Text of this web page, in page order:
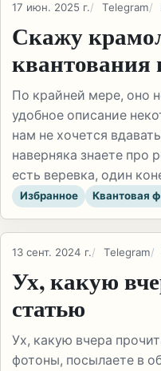
17 июн. 2025 г. Telegram
Скажу
квантования
По крайней мере, оно
удобное описание
нам не хочется
наверняка знаете про
есть веревка, один
Избранное Квантовая
13 сент. 2024 г. Telegram
Ух, какую
статью
Ух, какую вчера
фотоны, посылаете в